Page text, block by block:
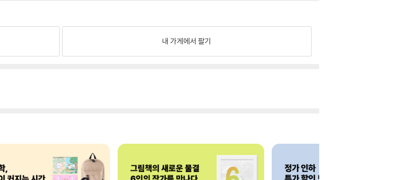
내 가게에서 팔기